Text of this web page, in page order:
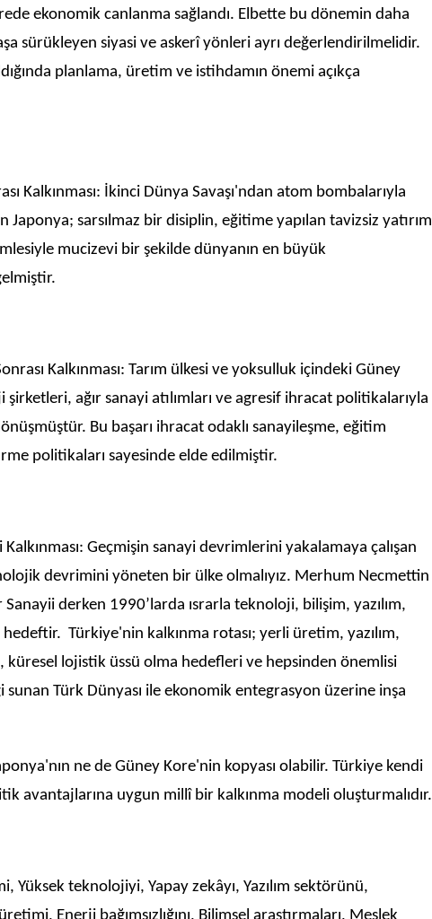
ekonomik canlanma sağlandı. Elbette bu dönemin daha
sürükleyen siyasi ve askerî yönleri ayrı değerlendirilmelidir.
planlama, üretim ve istihdamın önemi açıkça
Kalkınması: İkinci Dünya Savaşı'ndan atom bombalarıyla
Japonya; sarsılmaz bir disiplin, eğitime yapılan tavizsiz yatırım
mucizevi bir şekilde dünyanın en büyük
Kalkınması: Tarım ülkesi ve yoksulluk içindeki Güney
ağır sanayi atılımları ve agresif ihracat politikalarıyla
Bu başarı ihracat odaklı sanayileşme, eğitim
politikaları sayesinde elde edilmiştir.
Geçmişin sanayi devrimlerini yakalamaya çalışan
devrimini yöneten bir ülke olmalıyız. Merhum Necmettin
Sanayii derken 1990’larda ısrarla teknoloji, bilişim, yazılım,
Türkiye'nin kalkınma rotası; yerli üretim, yazılım,
küresel lojistik üssü olma hedefleri ve hepsinden önemlisi
Türk Dünyası ile ekonomik entegrasyon üzerine inşa
ne de Güney Kore'nin kopyası olabilir. Türkiye kendi
avantajlarına uygun millî bir kalkınma modeli oluşturmalıdır.
Yüksek teknolojiyi, Yapay zekâyı, Yazılım sektörünü,